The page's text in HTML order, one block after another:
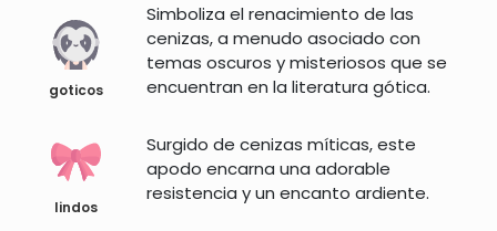
goticos
Simboliza el renacimiento de las
cenizas, a menudo asociado con
temas oscuros y misteriosos que se
encuentran en la literatura gótica.
lindos
Surgido de cenizas míticas, este
apodo encarna una adorable
resistencia y un encanto ardiente.